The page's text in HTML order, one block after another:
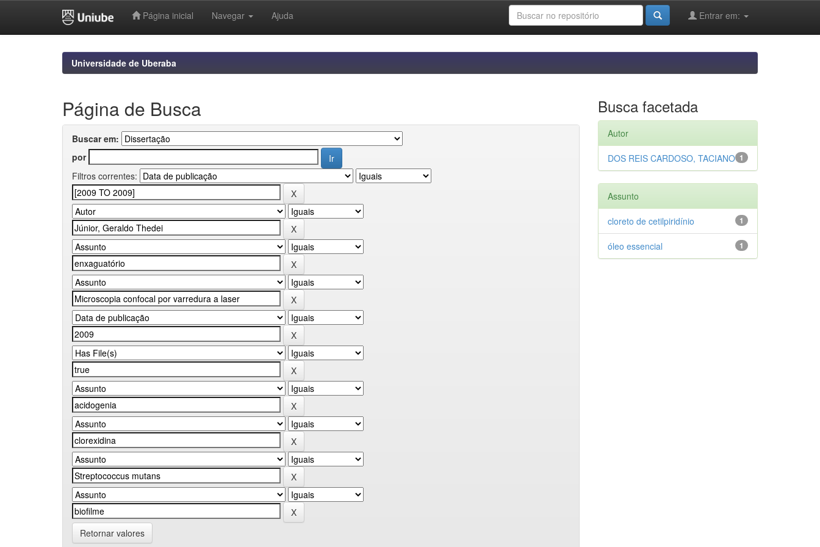
Página inicial Navegar Ajuda Entrar em:
Universidade de Uberaba
Página de Busca
Buscar em:
por
Filtros correntes:
Retornar valores
Busca facetada
Autor
1
DOS REIS CARDOSO, TACIANO
Assunto
1
cloreto de cetilpiridínio
1
óleo essencial